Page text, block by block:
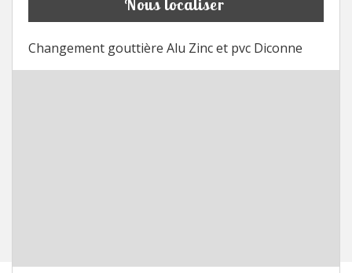
Nous localiser
Changement gouttière Alu Zinc et pvc Diconne